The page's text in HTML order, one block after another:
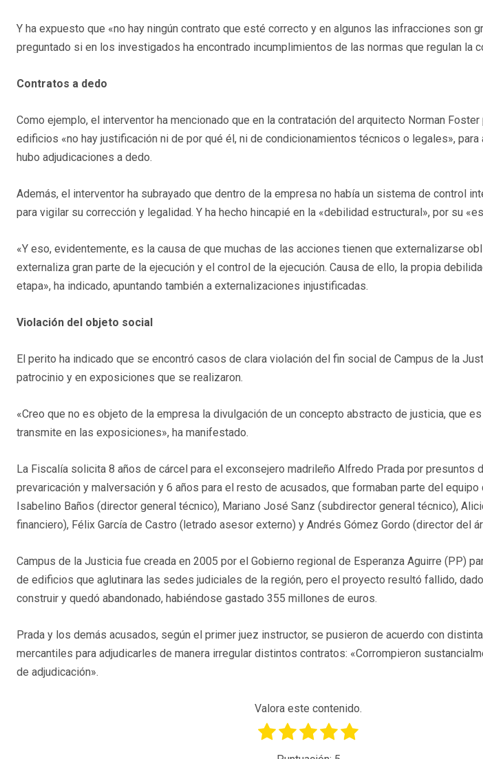
Y ha expuesto que «no hay ningún contrato que esté correcto y en algunos las infracciones son
preguntado si en los investigados ha encontrado incumplimientos de las normas que regulan la
Contratos a dedo
Como ejemplo, el interventor ha mencionado que en la contratación del arquitecto Norman
edificios «no hay justificación ni de por qué él, ni de condicionamientos técnicos o legales», para
hubo adjudicaciones a dedo.
Además, el interventor ha subrayado que dentro de la empresa no había un sistema de control
para vigilar su corrección y legalidad. Y ha hecho hincapié en la «debilidad estructural», por su
«Y eso, evidentemente, es la causa de que muchas de las acciones tienen que externalizarse
externaliza gran parte de la ejecución y el control de la ejecución. Causa de ello, la propia
etapa», ha indicado, apuntando también a externalizaciones injustificadas.
Violación del objeto social
El perito ha indicado que se encontró casos de clara violación del fin social de Campus de la
patrocinio y en exposiciones que se realizaron.
«Creo que no es objeto de la empresa la divulgación de un concepto abstracto de justicia, que
transmite en las exposiciones», ha manifestado.
La Fiscalía solicita 8 años de cárcel para el exconsejero madrileño Alfredo Prada por presuntos
prevaricación y malversación y 6 años para el resto de acusados, que formaban parte del equipo
Isabelino Baños (director general técnico), Mariano José Sanz (subdirector general técnico),
financiero), Félix García de Castro (letrado asesor externo) y Andrés Gómez Gordo (director del
Campus de la Justicia fue creada en 2005 por el Gobierno regional de Esperanza Aguirre (PP)
de edificios que aglutinara las sedes judiciales de la región, pero el proyecto resultó fallido,
construir y quedó abandonado, habiéndose gastado 355 millones de euros.
Prada y los demás acusados, según el primer juez instructor, se pusieron de acuerdo con
mercantiles para adjudicarles de manera irregular distintos contratos: «Corrompieron
de adjudicación».
Valora este contenido.